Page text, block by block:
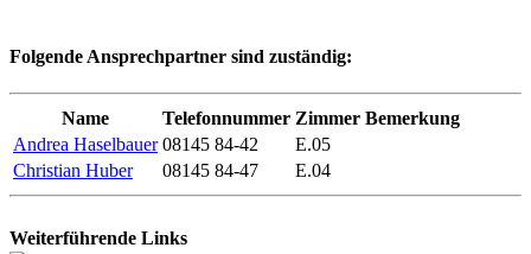
Folgende Ansprechpartner sind zuständig:
Name Telefonnummer Zimmer Bemerkung
Andrea Haselbauer 08145 84-42
E.05
Christian Huber
08145 84-47 E.04
Weiterführende Links